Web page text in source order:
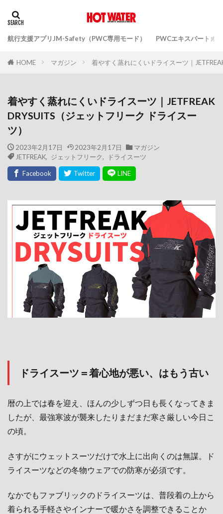
航行支援アプリJM-Safety（PWC専用モード） PWCエキスパートガ
HOME マガジン 着やすく蒸れにくいドライスーツ｜
着やすく蒸れにくいドライスーツ｜JETFREAK
DRYSUITS（ジェットフリーク ドライスー
ツ）
2023年2月17日 2023年2月17日
マガジン
JETFREAK, ジェットフリーク ドライスーツ
ドライスーツ＝着心地が悪い、はもう古い
暦の上では春を迎え、ほんの少しずつ日も長くなってきま
したが、最強寒波が襲来したりまだまだ寒さ厳しい今日こ
の頃。
さすがにウェットスーツだけで水上に出向くのは無謀。ド
ライスーツなどの冬物ウェアでの防寒が必須です。
なかでもファブリックのドライスーツは、普段着の上から
着られる手軽さやインナーで暖かさを調整できることか